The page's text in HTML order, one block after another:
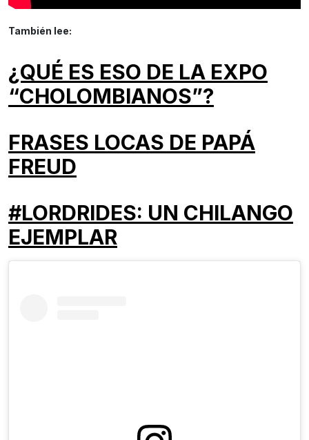
También lee:
¿QUÉ ES ESO DE LA EXPO
“CHOLOMBIANOS”?
FRASES LOCAS DE PAPÁ
FREUD
#LORDRIDES: UN CHILANGO
EJEMPLAR